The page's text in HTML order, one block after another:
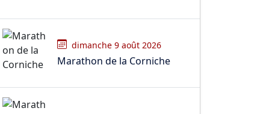
dimanche 9 août 2026
Marathon de la Corniche